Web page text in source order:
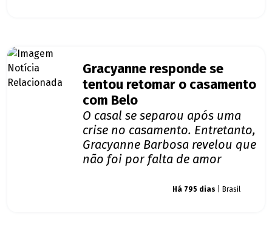
Gracyanne responde se
tentou retomar o casamento
com Belo
O casal se separou após uma
crise no casamento. Entretanto,
Gracyanne Barbosa revelou que
não foi por falta de amor
Há 795 dias | Brasil